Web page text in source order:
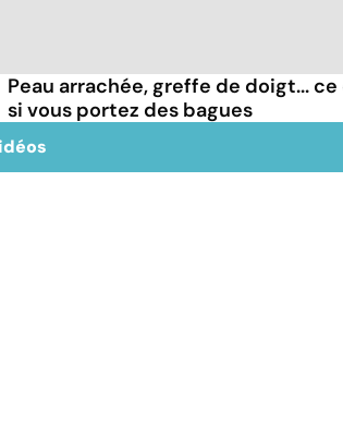
Peau arrachée, greffe de doigt...
si vous portez des bagues